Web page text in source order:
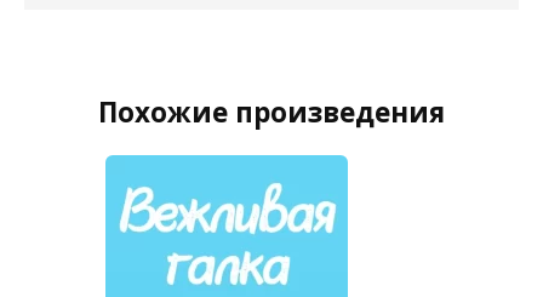
Похожие произведения